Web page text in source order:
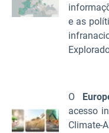
e as
O
acesso
Climate-